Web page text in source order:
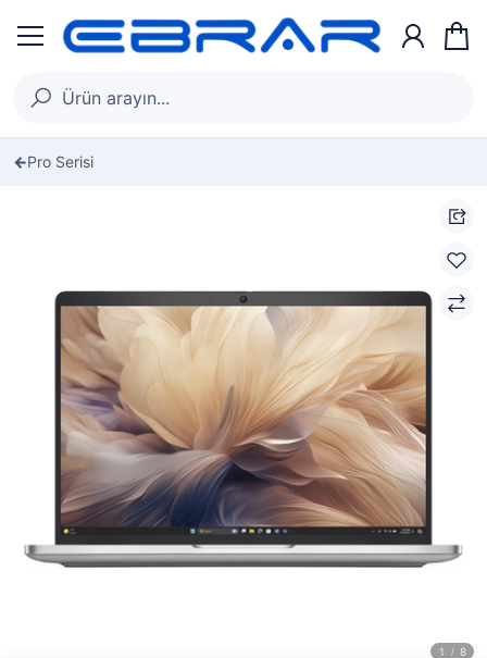
Pro Serisi